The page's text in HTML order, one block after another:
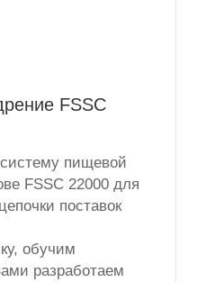
FSSC
пищевой
FSSC 22000 для
поставок
обучим
разработаем